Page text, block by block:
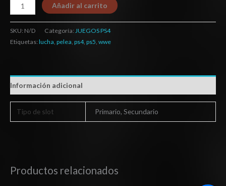
Añadir al carrito
SKU: N/D Categoría: JUEGOS PS4
Etiquetas: lucha pelea ps4, ps5 wwe
Información adicional
Tipo de slot Primario, Secundario
Productos relacionados